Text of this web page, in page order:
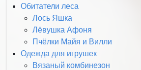
Обитатели леса
Лось Яшка
Лёвушка Афоня
Пчёлки Майя и Вилли
Одежда для игрушек
Вязаный комбинезон